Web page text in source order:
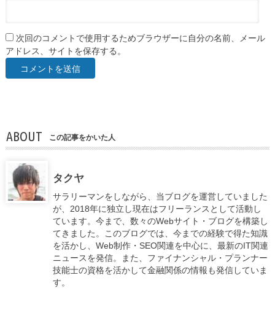
次回のコメントで使用するためブラウザーに自分の名前、メール
アドレス、サイトを保存する。
ABOUT この記事をかいた人
タクヤ
サラリーマンをしながら、当ブログを運営していました
が、2018年に独立し現在はフリーランスとして活動し
ています。今まで、数々のWebサイト・ブログを構築し
てきました。このブログでは、今までの経験で得た知識
を活かし、Web制作・SEO関連を中心に、最新のIT関連
ニュースを発信。また、ファイナンシャル・プランナー
技能士の資格を活かして金融関係の情報も発信していま
す。